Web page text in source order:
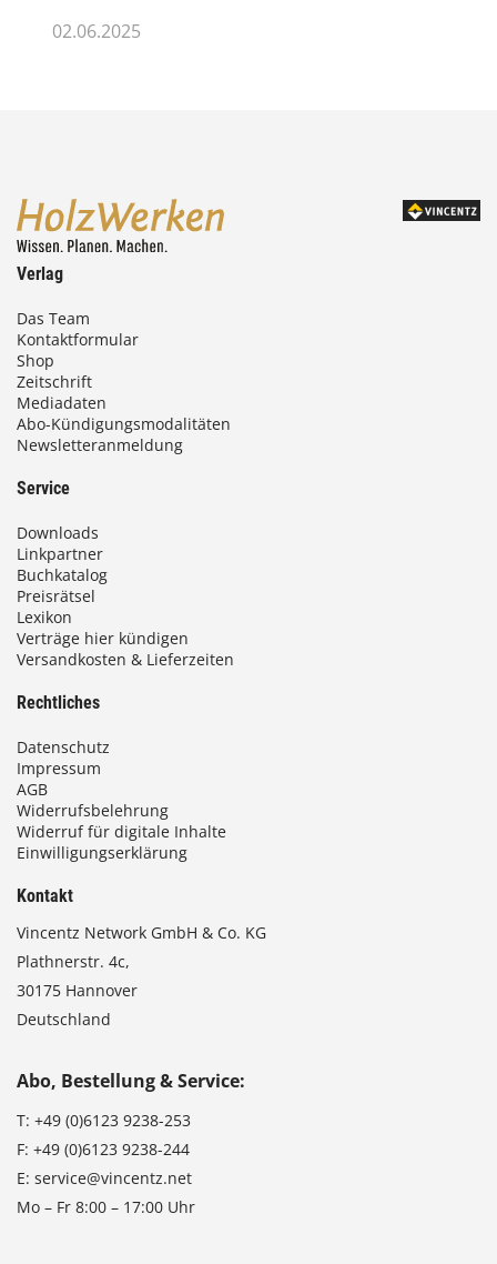
02.06.2025
Verlag
Das Team
Kontaktformular
Shop
Zeitschrift
Mediadaten
Abo-Kündigungsmodalitäten
Newsletteranmeldung
Service
Downloads
Linkpartner
Buchkatalog
Preisrätsel
Lexikon
Verträge hier kündigen
Versandkosten & Lieferzeiten
Rechtliches
Datenschutz
Impressum
AGB
Widerrufsbelehrung
Widerruf für digitale Inhalte
Einwilligungserklärung
Kontakt
Vincentz Network GmbH & Co. KG
Plathnerstr. 4c,
30175 Hannover
Deutschland
Abo, Bestellung & Service:
T: +49 (0)6123 9238-253
F: +49 (0)6123 9238-244
E: service@vincentz.net
Mo – Fr 8:00 – 17:00 Uhr